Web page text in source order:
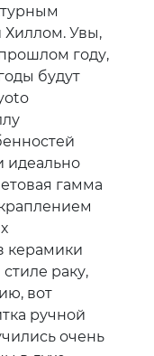
Увы,
году,
будут
идеально
гамма
керамики
раку,
вот
ручной
очень